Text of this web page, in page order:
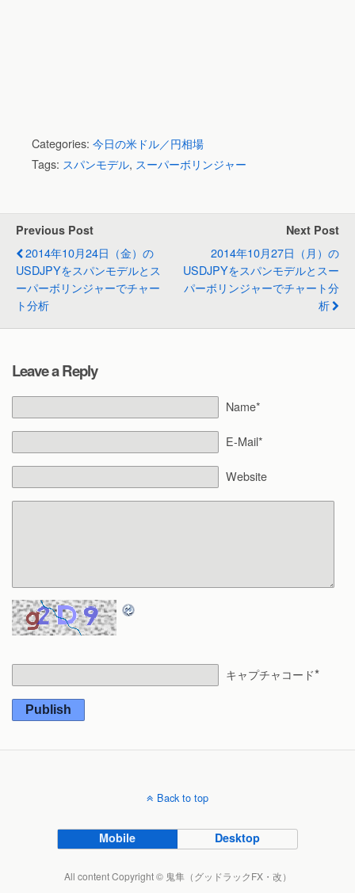
Categories: 今日の米ドル／円相場
Tags: スパンモデル, スーパーボリンジャー
Previous Post
2014年10月24日（金）の
USDJPYをスパンモデルとス
ーパーボリンジャーでチャー
ト分析
Next Post
2014年10月27日（月）の
USDJPYをスパンモデルとスー
パーボリンジャーでチャート分
析
Leave a Reply
Name*
E-Mail*
Website
キャプチャコード*
Publish
Back to top
Mobile Desktop
All content Copyright © 鬼隼（グッドラックFX・改）